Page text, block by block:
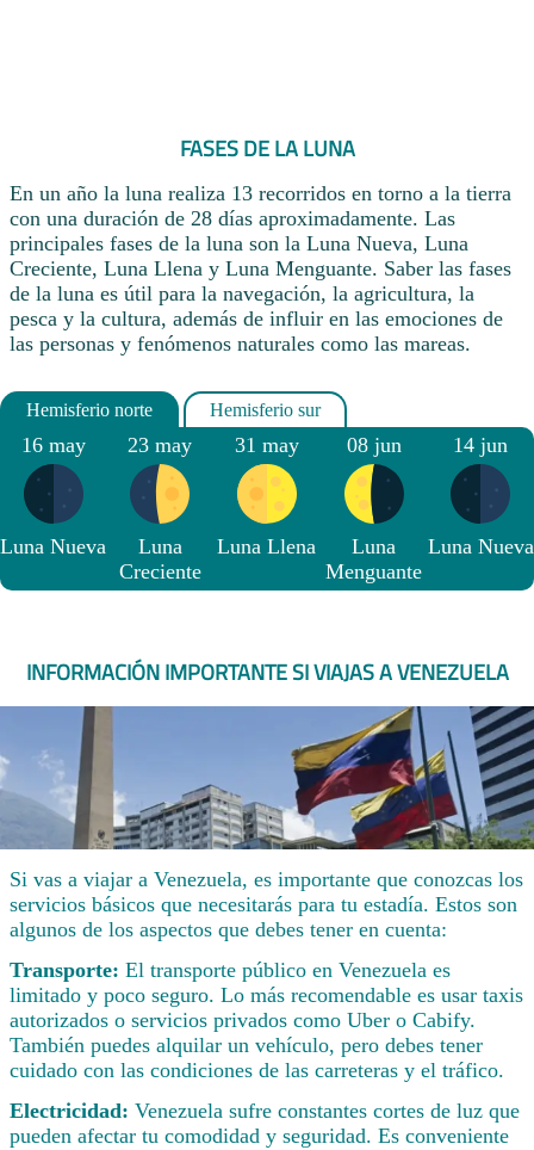
FASES DE LA LUNA
En un año la luna realiza 13 recorridos en torno a la tierra
con una duración de 28 días aproximadamente. Las
principales fases de la luna son la Luna Nueva, Luna
Creciente, Luna Llena y Luna Menguante. Saber las fases
de la luna es útil para la navegación, la agricultura, la
pesca y la cultura, además de influir en las emociones de
las personas y fenómenos naturales como las mareas.
16 may
Luna Nueva
23 may
Luna
Creciente
31 may
Luna Llena
08 jun
Luna
Menguante
14 jun
Luna Nueva
INFORMACIÓN IMPORTANTE SI VIAJAS A VENEZUELA
Si vas a viajar a Venezuela, es importante que conozcas los
servicios básicos que necesitarás para tu estadía. Estos son
algunos de los aspectos que debes tener en cuenta:
Transporte: El transporte público en Venezuela es
limitado y poco seguro. Lo más recomendable es usar taxis
autorizados o servicios privados como Uber o Cabify.
También puedes alquilar un vehículo, pero debes tener
cuidado con las condiciones de las carreteras y el tráfico.
Electricidad: Venezuela sufre constantes cortes de luz que
pueden afectar tu comodidad y seguridad. Es conveniente